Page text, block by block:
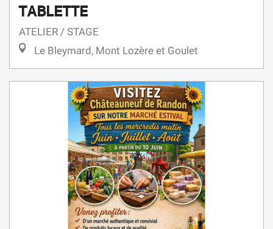
TABLETTE
ATELIER / STAGE
Le Bleymard, Mont Lozère et Goulet